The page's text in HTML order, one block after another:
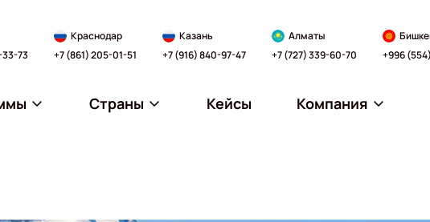
33-73
Краснодар
+7 (861) 205-01-51
Казань
+7 (916) 840-97-47
Алматы
+7 (727) 339-60-70
+996
Страны Кейсы Компания